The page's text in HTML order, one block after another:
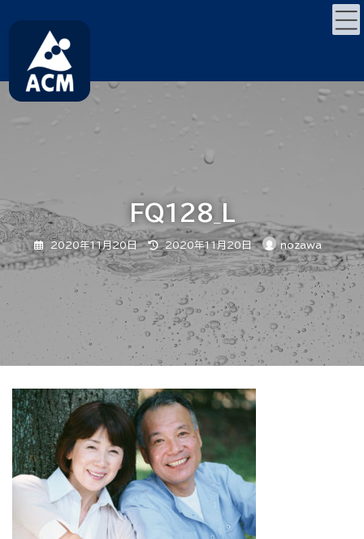
キ
ゲ
に
移
FQ128_L
2020年11月20日
最
終
更
新
日
時
2020年11月20日 nozawa